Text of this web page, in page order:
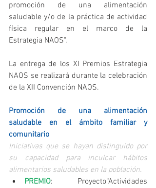
promoción de una alimentación
saludable y/o de la práctica de actividad
física regular en el marco de la
Estrategia NAOS".
La entrega de los XI Premios Estrategia
NAOS se realizará durante la celebración
de la XII Convención NAOS.
Promoción de una alimentación
saludable en el ámbito familiar y
comunitario
Iniciativas que se hayan distinguido por
su capacidad para inculcar hábitos
alimentarios saludables en la población.
PREMIO: Proyecto“Actividades